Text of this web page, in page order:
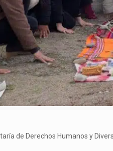
de Derechos Humanos y